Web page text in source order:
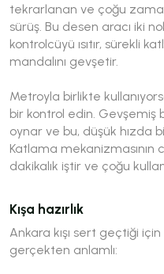
tekrarlanan ve çoğu
sürüş. Bu desen aracı iki
kontrolcüyü ısıtır, sürekli
mandalını gevşetir.
Metroyla birlikte
bir kontrol edin.
oynar ve bu, düşük hızda
Katlama mekanizmasının
dakikalık iştir ve çoğu
Kışa hazırlık
Ankara kışı sert geçtiği
gerçekten anlamlı: